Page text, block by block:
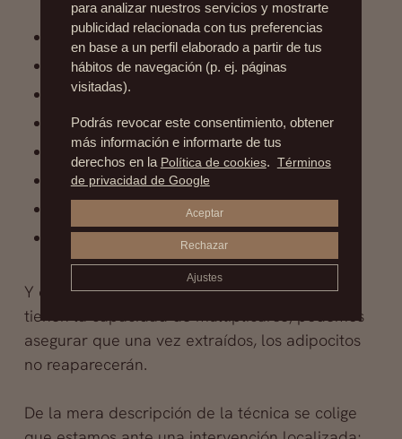
Caderas
Abdomen
Muslos
Rodillas
Pantorrillas
Tobillos
Cara y cuello
Y como lascélulas grasasque extraemos no
tienen la capacidad de multiplicarse, podemos
asegurar que una vez extraídos, los adipocitos
no reaparecerán.
De la mera descripción de la técnica se colige
para analizar nuestros servicios y mostrarte
publicidad relacionada con tus preferencias
en base a un perfil elaborado a partir de tus
hábitos de navegación (p. ej. páginas
visitadas).
Podrás revocar este consentimiento, obtener
más información e informarte de tus
derechos en la Política de cookies. Términos
de privacidad de Google
Aceptar
Rechazar
Ajustes